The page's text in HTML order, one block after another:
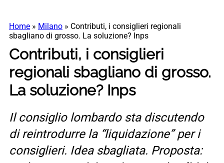
Home » Milano » Contributi, i consiglieri regionali
sbagliano di grosso. La soluzione? Inps
Contributi, i consiglieri
regionali sbagliano di grosso.
La soluzione? Inps
Il consiglio lombardo sta discutendo
di reintrodurre la “liquidazione” per i
consiglieri. Idea sbagliata. Proposta: